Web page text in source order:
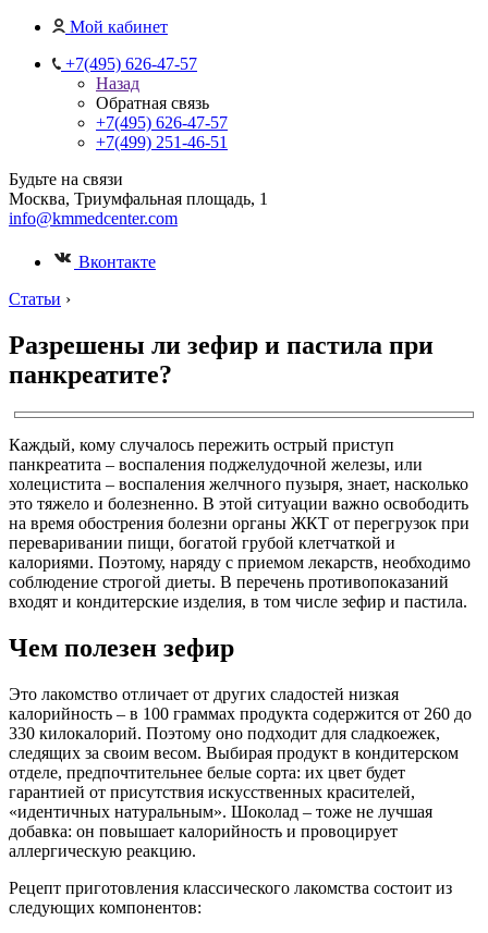
Мой кабинет
+7(495) 626-47-57
Назад
Обратная связь
+7(495) 626-47-57
+7(499) 251-46-51
Будьте на связи
Москва, Триумфальная площадь, 1
info@kmmedcenter.com
Вконтакте
Статьи ›
Разрешены ли зефир и пастила при
панкреатите?
Каждый, кому случалось пережить острый приступ
панкреатита – воспаления поджелудочной железы, или
холецистита – воспаления желчного пузыря, знает, насколько
это тяжело и болезненно. В этой ситуации важно освободить
на время обострения болезни органы ЖКТ от перегрузок при
переваривании пищи, богатой грубой клетчаткой и
калориями. Поэтому, наряду с приемом лекарств, необходимо
соблюдение строгой диеты. В перечень противопоказаний
входят и кондитерские изделия, в том числе зефир и пастила.
Чем полезен зефир
Это лакомство отличает от других сладостей низкая
калорийность – в 100 граммах продукта содержится от 260 до
330 килокалорий. Поэтому оно подходит для сладкоежек,
следящих за своим весом. Выбирая продукт в кондитерском
отделе, предпочтительнее белые сорта: их цвет будет
гарантией от присутствия искусственных красителей,
«идентичных натуральным». Шоколад – тоже не лучшая
добавка: он повышает калорийность и провоцирует
аллергическую реакцию.
Рецепт приготовления классического лакомства состоит из
следующих компонентов: